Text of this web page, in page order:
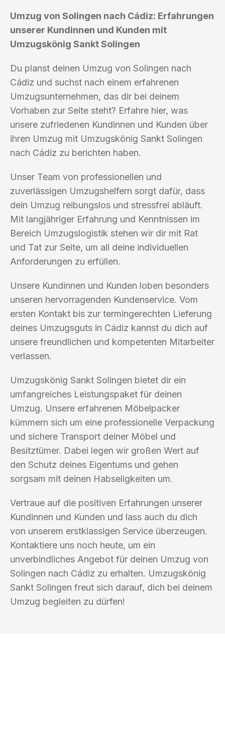
Umzug von Solingen nach Cádiz: Erfahrungen
unserer Kundinnen und Kunden mit
Umzugskönig Sankt Solingen
Du planst deinen Umzug von Solingen nach
Cádiz und suchst nach einem erfahrenen
Umzugsunternehmen, das dir bei deinem
Vorhaben zur Seite steht? Erfahre hier, was
unsere zufriedenen Kundinnen und Kunden über
ihren Umzug mit Umzugskönig Sankt Solingen
nach Cádiz zu berichten haben.
Unser Team von professionellen und
zuverlässigen Umzugshelfern sorgt dafür, dass
dein Umzug reibungslos und stressfrei abläuft.
Mit langjähriger Erfahrung und Kenntnissen im
Bereich Umzugslogistik stehen wir dir mit Rat
und Tat zur Seite, um all deine individuellen
Anforderungen zu erfüllen.
Unsere Kundinnen und Kunden loben besonders
unseren hervorragenden Kundenservice. Vom
ersten Kontakt bis zur termingerechten Lieferung
deines Umzugsguts in Cádiz kannst du dich auf
unsere freundlichen und kompetenten Mitarbeiter
verlassen.
Umzugskönig Sankt Solingen bietet dir ein
umfangreiches Leistungspaket für deinen
Umzug. Unsere erfahrenen Möbelpacker
kümmern sich um eine professionelle Verpackung
und sichere Transport deiner Möbel und
Besitztümer. Dabei legen wir großen Wert auf
den Schutz deines Eigentums und gehen
sorgsam mit deinen Habseligkeiten um.
Vertraue auf die positiven Erfahrungen unserer
Kundinnen und Kunden und lass auch du dich
von unserem erstklassigen Service überzeugen.
Kontaktiere uns noch heute, um ein
unverbindliches Angebot für deinen Umzug von
Solingen nach Cádiz zu erhalten. Umzugskönig
Sankt Solingen freut sich darauf, dich bei deinem
Umzug begleiten zu dürfen!